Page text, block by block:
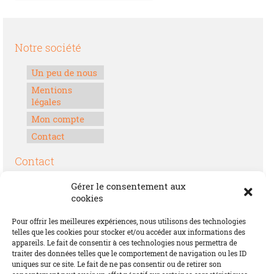
Gérer le consentement aux
cookies
Pour offrir les meilleures expériences, nous utilisons des technologies
telles que les cookies pour stocker et/ou accéder aux informations des
appareils. Le fait de consentir à ces technologies nous permettra de
traiter des données telles que le comportement de navigation ou les ID
uniques sur ce site. Le fait de ne pas consentir ou de retirer son
Notre société
Un peu de nous
Mentions
légales
Mon compte
Contact
Contact
Boulevard Félix Houphouët-Boigny
contact@offrirdubonheur.com
Blog